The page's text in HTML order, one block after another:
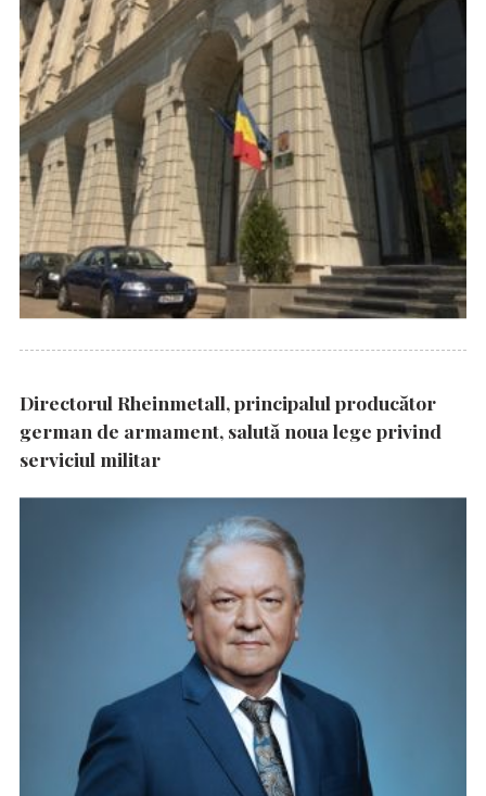
Directorul Rheinmetall, principalul producător
german de armament, salută noua lege privind
serviciul militar